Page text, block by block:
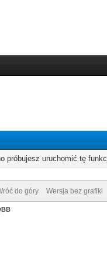
próbujesz uruchomić tę
do góry Wersja bez grafiki